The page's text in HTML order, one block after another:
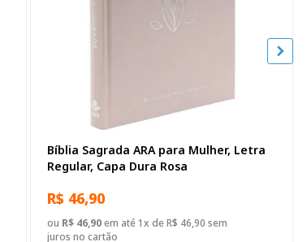
Bíblia Sagrada ARA para Mulher, Letra
Regular, Capa Dura Rosa
R$ 46,90
ou R$ 46,90em até 1x de R$ 46,90 sem
juros no cartão